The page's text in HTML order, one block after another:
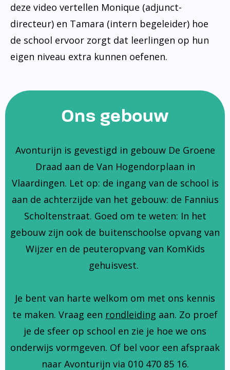
deze video vertellen Monique (adjunct-
directeur) en Tamara (intern begeleider) hoe
de school ervoor zorgt dat leerlingen op hun
eigen niveau extra kunnen oefenen.
Ons gebouw
Avonturijn is gevestigd in gebouw De Groene
Draad aan de Van Hogendorplaan in
Vlaardingen. Let op: de ingang van de school is
aan de achterzijde van het gebouw: de Fannius
Scholtenstraat. Goed om te weten: In het
gebouw zijn ook de buitenschoolse opvang van
Wijzer en de peuteropvang van KomKids
gehuisvest.
Je bent van harte welkom om met ons kennis
te maken. Vraag een rondleiding aan. Zo proef
je de sfeer op school en zie je hoe we ons
onderwijs vormgeven. Of bel voor een afspraak
naar Avonturijn via 010 470 85 16.